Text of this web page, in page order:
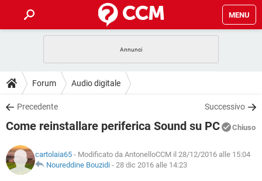
MENU
INTRATTENIMENTO
iOS
INSTAGRAM WHATSAPP
TIKTOK
HARDWARE
GUIDE
COVID-19
INSTAGRAM WHATSAPP
TIKTOK
DOWNLOAD
COVID-19 GAMING
INTRATTENIMENTO
iOS WINDOWS 10
COVID-19 GAMING
INTRATTENIMENTO
GLOSSARIO
Forum Audio digitale
Precedente Successivo
Come reinstallare periferica Sound su PC Chiuso
cartolaia65 - Modificato da AntonelloCCM il 28/12/2016 alle 15:04
Noureddine Bouzidi - 28 dic 2016 alle 14:23